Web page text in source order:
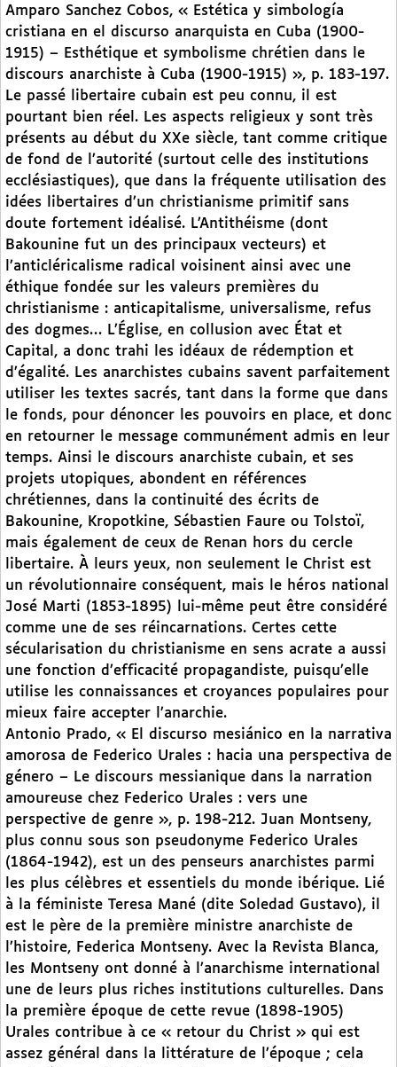
Amparo Sanchez Cobos, « Estética y simbología
cristiana en el discurso anarquista en Cuba (1900-
1915) – Esthétique et symbolisme chrétien dans le
discours anarchiste à Cuba (1900-1915) », p. 183-197.
Le passé libertaire cubain est peu connu, il est
pourtant bien réel. Les aspects religieux y sont très
présents au début du XXe siècle, tant comme critique
de fond de l’autorité (surtout celle des institutions
ecclésiastiques), que dans la fréquente utilisation des
idées libertaires d’un christianisme primitif sans
doute fortement idéalisé. L’Antithéisme (dont
Bakounine fut un des principaux vecteurs) et
l’anticléricalisme radical voisinent ainsi avec une
éthique fondée sur les valeurs premières du
christianisme : anticapitalisme, universalisme, refus
des dogmes… L’Église, en collusion avec État et
Capital, a donc trahi les idéaux de rédemption et
d’égalité. Les anarchistes cubains savent parfaitement
utiliser les textes sacrés, tant dans la forme que dans
le fonds, pour dénoncer les pouvoirs en place, et donc
en retourner le message communément admis en leur
temps. Ainsi le discours anarchiste cubain, et ses
projets utopiques, abondent en références
chrétiennes, dans la continuité des écrits de
Bakounine, Kropotkine, Sébastien Faure ou Tolstoï,
mais également de ceux de Renan hors du cercle
libertaire. À leurs yeux, non seulement le Christ est
un révolutionnaire conséquent, mais le héros national
José Marti (1853-1895) lui-même peut être considéré
comme une de ses réincarnations. Certes cette
sécularisation du christianisme en sens acrate a aussi
une fonction d’efficacité propagandiste, puisqu’elle
utilise les connaissances et croyances populaires pour
mieux faire accepter l’anarchie.
Antonio Prado, « El discurso mesiánico en la narrativa
amorosa de Federico Urales : hacia una perspectiva de
género – Le discours messianique dans la narration
amoureuse chez Federico Urales : vers une
perspective de genre », p. 198-212. Juan Montseny,
plus connu sous son pseudonyme Federico Urales
(1864-1942), est un des penseurs anarchistes parmi
les plus célèbres et essentiels du monde ibérique. Lié
à la féministe Teresa Mané (dite Soledad Gustavo), il
est le père de la première ministre anarchiste de
l’histoire, Federica Montseny. Avec la Revista Blanca,
les Montseny ont donné à l’anarchisme international
une de leurs plus riches institutions culturelles. Dans
la première époque de cette revue (1898-1905)
Urales contribue à ce « retour du Christ » qui est
assez général dans la littérature de l’époque ; cela